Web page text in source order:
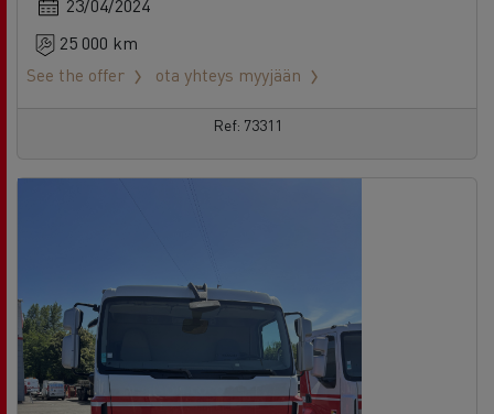
23/04/2024
25 000 km
See the offer
ota yhteys myyjään
Ref: 73311